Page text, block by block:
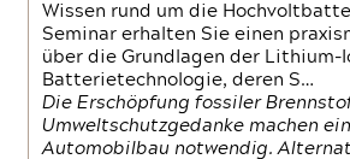
Wissen rund um die
Seminar erhalten Sie einen
über die Grundlagen der Lithium-
Batterietechnologie, deren S…
Die Erschöpfung fossiler
Umweltschutzgedanke machen
Automobilbau notwendig.